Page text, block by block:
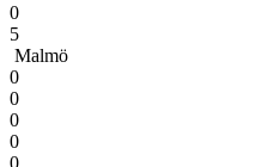
0
5
Malmö
0
0
0
0
0